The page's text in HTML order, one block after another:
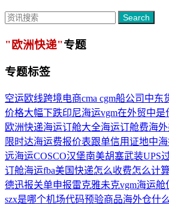
Search
"欧洲快递"专题
专题标签
空运欧线跨境电商cma cgm船公司 中东
价格大幅下跌印尼海运vgm在外贸中是
欧洲快递海运订舱大全海运订舱费海
限时达海运费报价表跟单信用证地中
远海运COSCO汉堡南美胡塞武装UPS
订舱海运fba美国快递怎么收费怎么计
德迅报关单申报雷克雅未克vgm海运舱
szx是哪个机场代码预验商品海外仓什